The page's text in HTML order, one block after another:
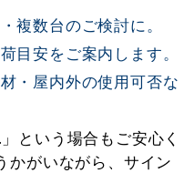
複数台のご検討に。
目安をご案内します。
・屋内外の使用可否な
という場合もご安心く
かがいながら、サイン